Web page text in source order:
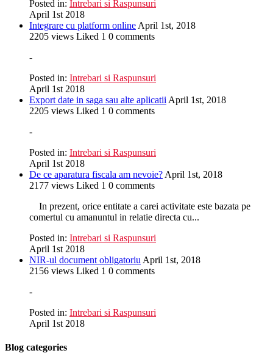
Posted in: Intrebari si Raspunsuri
April 1st 2018
Integrare cu platform online April 1st, 2018
2205 views Liked 1 0 comments
-
Posted in: Intrebari si Raspunsuri
April 1st 2018
Export date in saga sau alte aplicatii April 1st, 2018
2205 views Liked 1 0 comments
-
Posted in: Intrebari si Raspunsuri
April 1st 2018
De ce aparatura fiscala am nevoie? April 1st, 2018
2177 views Liked 1 0 comments
In prezent, orice entitate a carei activitate este bazata pe
comertul cu amanuntul in relatie directa cu...
Posted in: Intrebari si Raspunsuri
April 1st 2018
NIR-ul document obligatoriu April 1st, 2018
2156 views Liked 1 0 comments
-
Posted in: Intrebari si Raspunsuri
April 1st 2018
Blog categories